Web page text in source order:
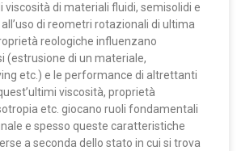
viscosità di materiali fluidi, semisolidi e
di reometri rotazionali di ultima
reologiche influenzano
(estrusione di un materiale,
etc.) e le performance di altrettanti
viscosità, proprietà
etc. giocano ruoli fondamentali
e spesso queste caratteristiche
a seconda dello stato in cui si trova